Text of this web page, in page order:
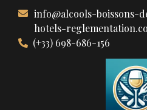
contenu
info@alcools-boissons-
hotels-
(+33) 698-686-156